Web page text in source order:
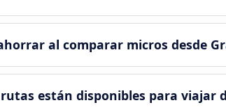
al comparar micros desde
están disponibles para viajar